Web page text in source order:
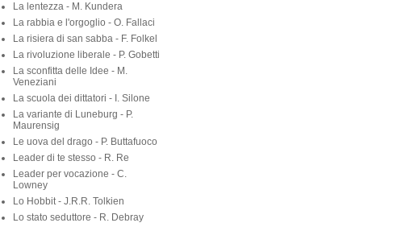
La lentezza - M. Kundera
La rabbia e l'orgoglio - O. Fallaci
La risiera di san sabba - F. Folkel
La rivoluzione liberale - P. Gobetti
La sconfitta delle Idee - M.
Veneziani
La scuola dei dittatori - I. Silone
La variante di Luneburg - P.
Maurensig
Le uova del drago - P. Buttafuoco
Leader di te stesso - R. Re
Leader per vocazione - C.
Lowney
Lo Hobbit - J.R.R. Tolkien
Lo stato seduttore - R. Debray